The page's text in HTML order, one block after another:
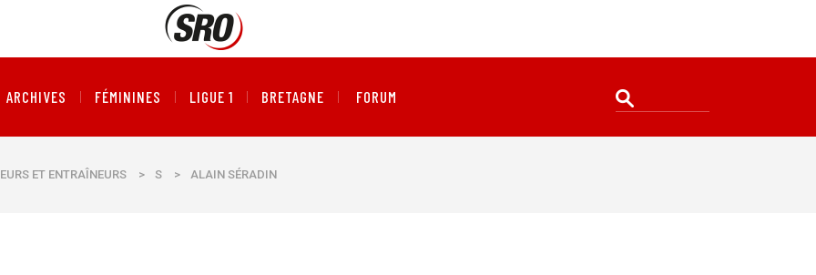
ARCHIVES FÉMININES LIGUE 1 BRETAGNE FORUM
ET ENTRAÎNEURS > S > ALAIN SÉRADIN